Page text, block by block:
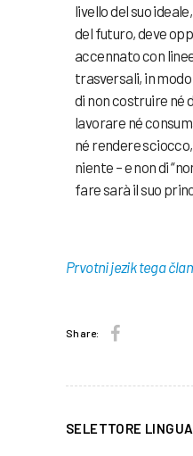
livello del suo
del futuro, deve
accennato con
trasversali, in
di non costruire né
lavorare né
né rendere
niente – e non di
fare sarà il suo
Prvotni jezik tega
Share:
SELETTORE LINGUA